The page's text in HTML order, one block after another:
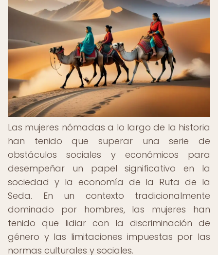
Las mujeres nómadas a lo largo de la historia
han tenido que superar una serie de
obstáculos sociales y económicos para
desempeñar un papel significativo en la
sociedad y la economía de la Ruta de la
Seda. En un contexto tradicionalmente
dominado por hombres, las mujeres han
tenido que lidiar con la discriminación de
género y las limitaciones impuestas por las
normas culturales y sociales.